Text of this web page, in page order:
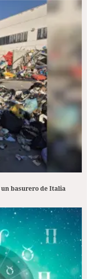
basurero de Italia